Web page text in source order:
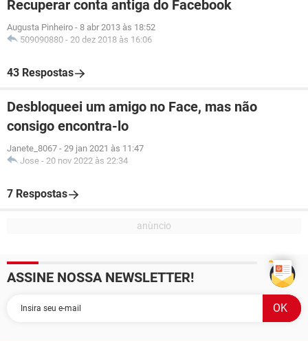
Recuperar conta antiga do Facebook
Augusta Pinheiro - 8 abr 2013 às 18:52
509090880 - 20 dez 2018 às 16:06
43 Respostas
Desbloqueei um amigo no Face, mas não
consigo encontra-lo
Janete_8067 - 29 jan 2021 às 11:47
Jose - 20 nov 2022 às 22:34
7 Respostas
ASSINE NOSSA NEWSLETTER!